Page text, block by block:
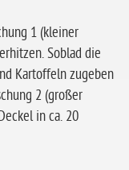
1 (kleiner
Soblad die
Kartoffeln zugeben
2 (großer
in ca. 20